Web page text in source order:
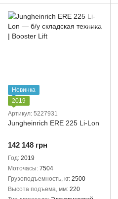
Новинка
2019
Артикул: 5227931
Jungheinrich ERE 225 Li-Lon
142 148 грн
Год 2019
Моточасы 7504
Грузоподъемность, кг 2500
Высота подъема, мм 220